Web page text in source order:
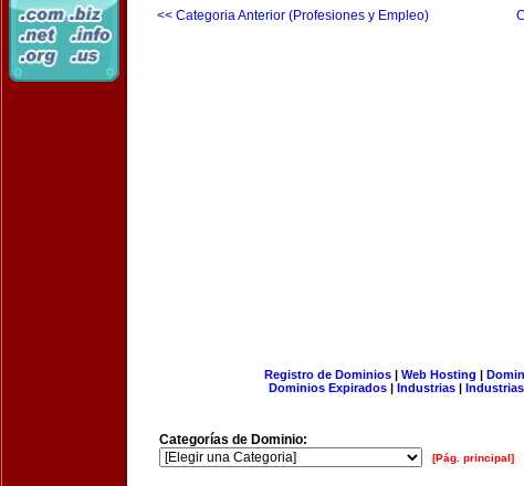
<< Categoria Anterior (Profesiones y Empleo)
Registro de Dominios| Web Hosting |
Dominios Expirados | Industrias |
Categorías de Dominio:
[Pág. principal]